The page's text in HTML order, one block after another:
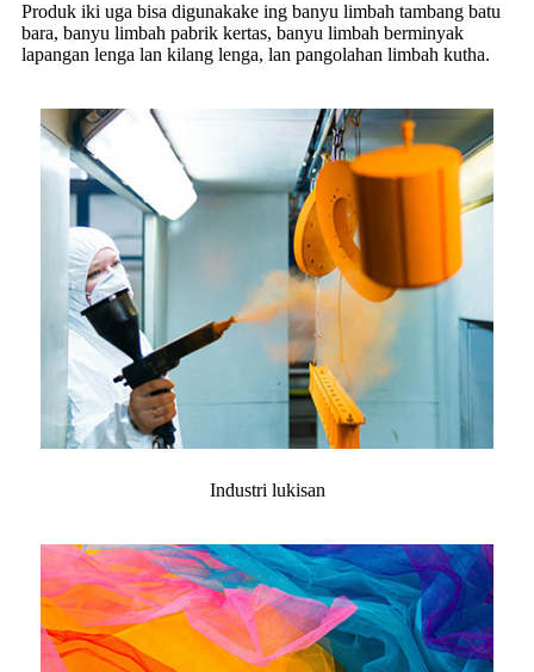
Produk iki uga bisa digunakake ing banyu limbah tambang batu
bara, banyu limbah pabrik kertas, banyu limbah berminyak
lapangan lenga lan kilang lenga, lan pangolahan limbah kutha.
Industri lukisan